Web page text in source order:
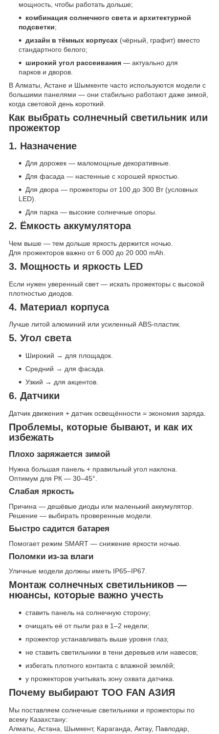
мощность, чтобы работать дольше;
комбинация солнечного света и архитектурной
подсветки;
дизайн в тёмных корпусах (чёрный, графит) вместо
стандартного белого;
широкий угол рассеивания — актуально для
парков и дворов.
В Алматы, Астане и Шымкенте часто используются модели с
большими панелями — они стабильно работают даже зимой,
когда световой день короткий.
Как выбрать солнечный светильник или
прожектор
1. Назначение
Для дорожек — маломощные декоративные.
Для фасада — настенные с хорошей яркостью.
Для двора — прожекторы от 100 до 300 Вт (условных
LED).
Для парка — высокие солнечные опоры.
2. Ёмкость аккумулятора
Чем выше — тем дольше яркость держится ночью.
Для прожекторов важно от 6 000 до 20 000 mAh.
3. Мощность и яркость LED
Если нужен уверенный свет — искать прожекторы с высокой
плотностью диодов.
4. Материал корпуса
Лучше литой алюминий или усиленный ABS-пластик.
5. Угол света
Широкий → для площадок.
Средний → для фасада.
Узкий → для акцентов.
6. Датчики
Датчик движения + датчик освещённости = экономия заряда.
Проблемы, которые бывают, и как их
избежать
Плохо заряжается зимой
Нужна большая панель + правильный угол наклона.
Оптимум для РК — 30–45°.
Слабая яркость
Причина — дешёвые диоды или маленький аккумулятор.
Решение — выбирать проверенные модели.
Быстро садится батарея
Помогает режим SMART — снижение яркости ночью.
Поломки из-за влаги
Уличные модели должны иметь IP65–IP67.
Монтаж солнечных светильников —
нюансы, которые важно учесть
ставить панель на солнечную сторону;
очищать её от пыли раз в 1–2 недели;
прожектор устанавливать выше уровня глаз;
не ставить светильники в тени деревьев или навесов;
избегать плотного контакта с влажной землёй;
у прожекторов учитывать зону охвата датчика.
Почему выбирают ТОО FAN АЗИЯ
Мы поставляем солнечные светильники и прожекторы по
всему Казахстану:
Алматы, Астана, Шымкент, Караганда, Актау, Павлодар,